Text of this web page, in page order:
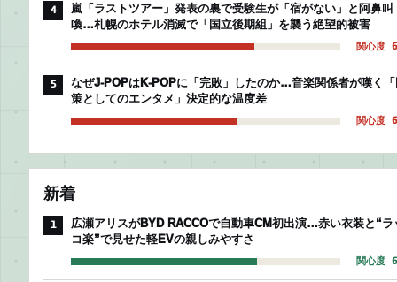
4
嵐「ラストツアー」発表の裏で受験生が「宿がない」と阿鼻叫
喚…札幌のホテル消滅で「国立後期組」を襲う絶望的被害
関心度
5
なぜJ-POPはK-POPに「完敗」したのか…音楽関係者が嘆く
策としてのエンタメ」決定的な温度差
関心度
新着
1
広瀬アリスがBYD RACCOで自動車CM初出演…赤い衣装と“ラ
コ楽”で見せた軽EVの親しみやすさ
関心度